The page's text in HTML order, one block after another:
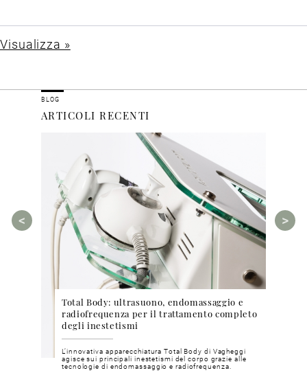
Visualizza »
BLOG
ARTICOLI RECENTI
Total Body: ultrasuono, endomassaggio e
radiofrequenza per il trattamento completo
degli inestetismi
L’innovativa apparecchiatura Total Body di Vagheggi
agisce sui principali inestetismi del corpo grazie alle
tecnologie di endomassaggio e radiofrequenza.